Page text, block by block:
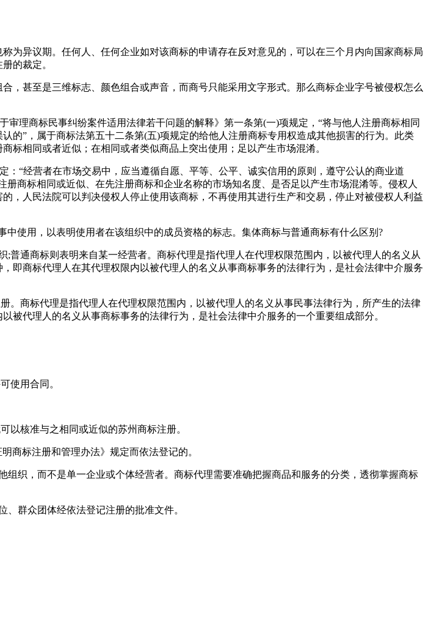
为异议期。任何人、任何企业如对该商标的申请存在反对意见的，可以在三个月内向国家商标局
的裁定。
，甚至是三维标志、颜色组合或声音，而商号只能采用文字形式。那么商标企业字号被侵权怎么
理商标民事纠纷案件适用法律若干问题的解释》第一条第(一)项规定，“将与他人注册商标相同
的”，属于商标法第五十二条第(五)项规定的给他人注册商标专用权造成其他损害的行为。此类
标相同或者近似；在相同或者类似商品上突出使用；足以产生市场混淆。
“经营者在市场交易中，应当遵循自愿、平等、公平、诚实信用的原则，遵守公认的商业道
商标相同或近似、在先注册商标和企业名称的市场知名度、是否足以产生市场混淆等。侵权人
，人民法院可以判决侵权人停止使用该商标，不再使用其进行生产和交易，停止对被侵权人利益
使用，以表明使用者在该组织中的成员资格的标志。集体商标与普通商标有什么区别?
通商标则表明来自某一经营者。商标代理是指代理人在代理权限范围内，以被代理人的名义从
即商标代理人在其代理权限内以被代理人的名义从事商标事务的法律行为，是社会法律中介服务
商标代理是指代理人在代理权限范围内，以被代理人的名义从事民事法律行为，所产生的法律
被代理人的名义从事商标事务的法律行为，是社会法律中介服务的一个重要组成部分。
使用合同。
以核准与之相同或近似的苏州商标注册。
商标注册和管理办法》规定而依法登记的。
织，而不是单一企业或个体经营者。商标代理需要准确把握商品和服务的分类，透彻掌握商标
群众团体经依法登记注册的批准文件。